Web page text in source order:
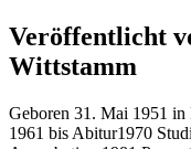
Veröffentlicht
Wittstamm
Geboren 31. Mai 1951 in
1961 bis Abitur1970